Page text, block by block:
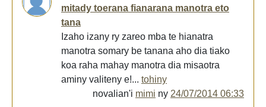
mitady toerana fianarana manotra eto
tana
Izaho izany ry zareo mba te hianatra
manotra somary be tanana aho dia tiako
koa raha mahay manotra dia misaotra
aminy valiteny e!... tohiny
novalian'i mimi ny 24/07/2014 06:33